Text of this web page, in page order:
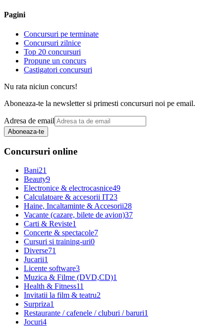
Pagini
Concursuri pe terminate
Concursuri zilnice
Top 20 concursuri
Propune un concurs
Castigatori concursuri
Nu rata niciun concurs!
Aboneaza-te la newsletter si primesti concursuri noi pe email.
Adresa de email
Aboneaza-te
Concursuri online
Bani21
Beauty9
Electronice & electrocasnice49
Calculatoare & accesorii IT23
Haine, Incaltaminte & Accesorii28
Vacante (cazare, bilete de avion)37
Carti & Reviste1
Concerte & spectacole7
Cursuri si training-uri0
Diverse71
Jucarii1
Licente software3
Muzica & Filme (DVD,CD)1
Health & Fitness11
Invitatii la film & teatru2
Surpriza1
Restaurante / cafenele / cluburi / baruri1
Jocuri4